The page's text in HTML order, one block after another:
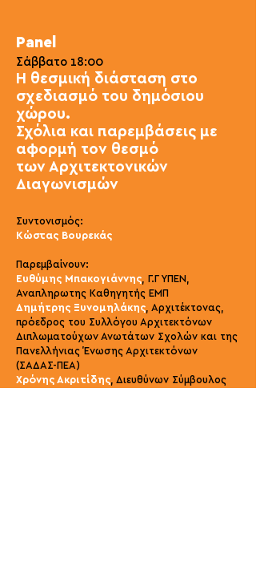
Panel
Σάββατο 18:00
Η θεσμική διάσταση στο
σχεδιασμό του δημόσιου
χώρου.
Σχόλια και παρεμβάσεις με
αφορμή τoν θεσμό
των Αρχιτεκτονικών
Διαγωνισμών
Συντονισμός:
Κώστας Βουρεκάς
Παρεμβαίνουν:
Ευθύμης Μπακογιάννης, Γ.Γ ΥΠΕΝ,
Αναπληρωτης Καθηγητής ΕΜΠ
Δημήτρης Ξυνομηλάκης, Αρχιτέκτονας,
πρόεδρος του Συλλόγου Αρχιτεκτόνων
Διπλωματούχων Ανωτάτων Σχολών και της
Πανελλήνιας Ένωσης Αρχιτεκτόνων
(ΣΑΔΑΣ-ΠΕΑ)
Χρόνης Ακριτίδης, Διευθύνων Σύμβουλος